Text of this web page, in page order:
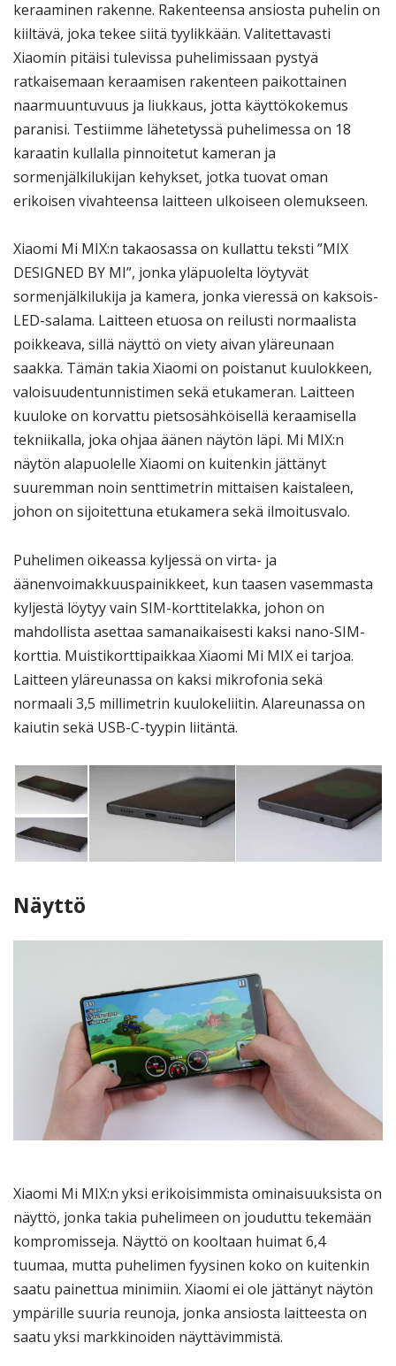
keraaminen rakenne. Rakenteensa ansiosta puhelin on
kiiltävä, joka tekee siitä tyylikkään. Valitettavasti
Xiaomin pitäisi tulevissa puhelimissaan pystyä
ratkaisemaan keraamisen rakenteen paikottainen
naarmuuntuvuus ja liukkaus, jotta käyttökokemus
paranisi. Testiimme lähetetyssä puhelimessa on 18
karaatin kullalla pinnoitetut kameran ja
sormenjälkilukijan kehykset, jotka tuovat oman
erikoisen vivahteensa laitteen ulkoiseen olemukseen.
Xiaomi Mi MIX:n takaosassa on kullattu teksti ”MIX
DESIGNED BY MI”, jonka yläpuolelta löytyvät
sormenjälkilukija ja kamera, jonka vieressä on kaksois-
LED-salama. Laitteen etuosa on reilusti normaalista
poikkeava, sillä näyttö on viety aivan yläreunaan
saakka. Tämän takia Xiaomi on poistanut kuulokkeen,
valoisuudentunnistimen sekä etukameran. Laitteen
kuuloke on korvattu pietsosähköisellä keraamisella
tekniikalla, joka ohjaa äänen näytön läpi. Mi MIX:n
näytön alapuolelle Xiaomi on kuitenkin jättänyt
suuremman noin senttimetrin mittaisen kaistaleen,
johon on sijoitettuna etukamera sekä ilmoitusvalo.
Puhelimen oikeassa kyljessä on virta- ja
äänenvoimakkuuspainikkeet, kun taasen vasemmasta
kyljestä löytyy vain SIM-korttitelakka, johon on
mahdollista asettaa samanaikaisesti kaksi nano-SIM-
korttia. Muistikorttipaikkaa Xiaomi Mi MIX ei tarjoa.
Laitteen yläreunassa on kaksi mikrofonia sekä
normaali 3,5 millimetrin kuulokeliitin. Alareunassa on
kaiutin sekä USB-C-tyypin liitäntä.
Näyttö
Xiaomi Mi MIX:n yksi erikoisimmista ominaisuuksista on
näyttö, jonka takia puhelimeen on jouduttu tekemään
kompromisseja. Näyttö on kooltaan huimat 6,4
tuumaa, mutta puhelimen fyysinen koko on kuitenkin
saatu painettua minimiin. Xiaomi ei ole jättänyt näytön
ympärille suuria reunoja, jonka ansiosta laitteesta on
saatu yksi markkinoiden näyttävimmistä.